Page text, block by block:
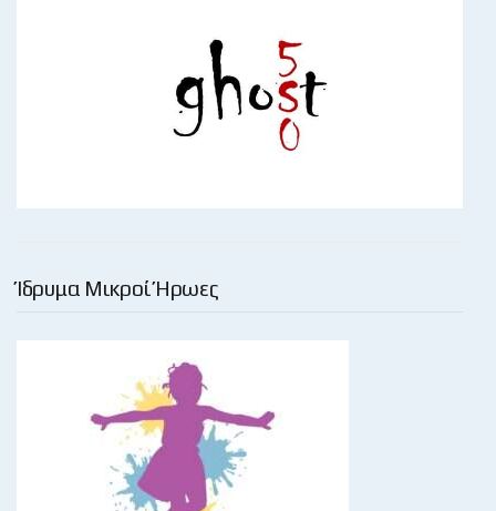
Ίδρυμα Μικροί Ήρωες